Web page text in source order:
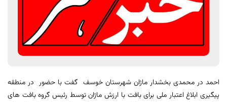
احمد در محمدی بخشدار ماژان شهرستان خوسف گفت با حضور در منطقه
پیگیری ابلاغ اعتبار ملی برای بافت با ارزش ماژان توسط رئیس گروه بافت های